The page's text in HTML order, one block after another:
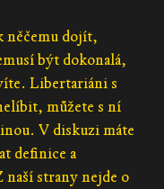
něčemu dojít,
být dokonalá,
Libertariáni s
můžete s ní
V diskuzi máte
definice a
strany nejde o